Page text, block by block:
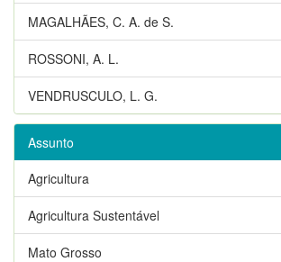
MAGALHÃES, C. A. de S.
ROSSONI, A. L.
VENDRUSCULO, L. G.
Assunto
Agricultura
Agricultura Sustentável
Mato Grosso